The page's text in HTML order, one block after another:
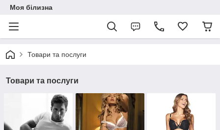
Моя білизна
Товари та послуги
Товари та послуги